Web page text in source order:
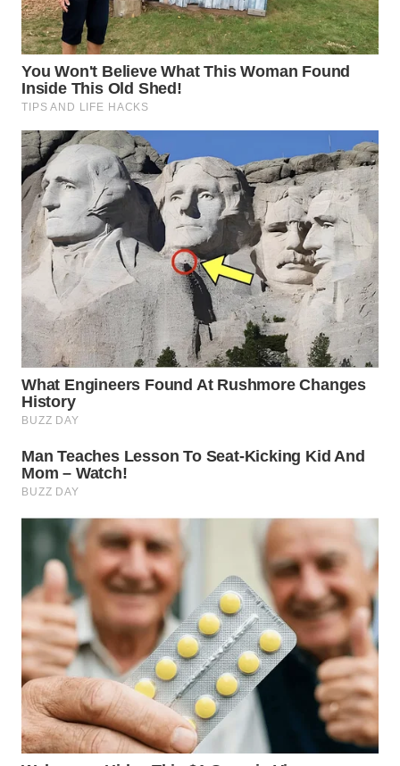
WN
SULSEL
WN
GORONTALO
WN
SULUT
WN
MALUKU
WN
MALUT
WN
DAIRI
WN
DANAU
WN
WN
LANGKAT
WN
TAPANULI
SELATAN
WN
TANJUNG
LESUNG